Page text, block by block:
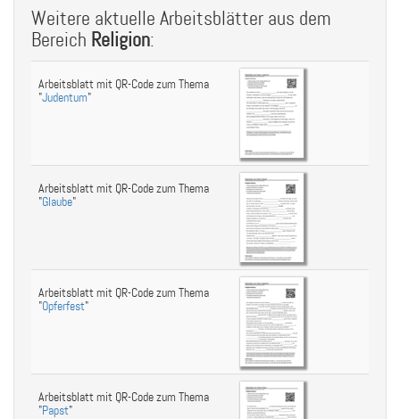
Weitere aktuelle Arbeitsblätter aus dem
Bereich Religion:
Arbeitsblatt mit QR-Code zum Thema
"Judentum"
Arbeitsblatt mit QR-Code zum Thema
"Glaube"
Arbeitsblatt mit QR-Code zum Thema
"Opferfest"
Arbeitsblatt mit QR-Code zum Thema
"Papst"